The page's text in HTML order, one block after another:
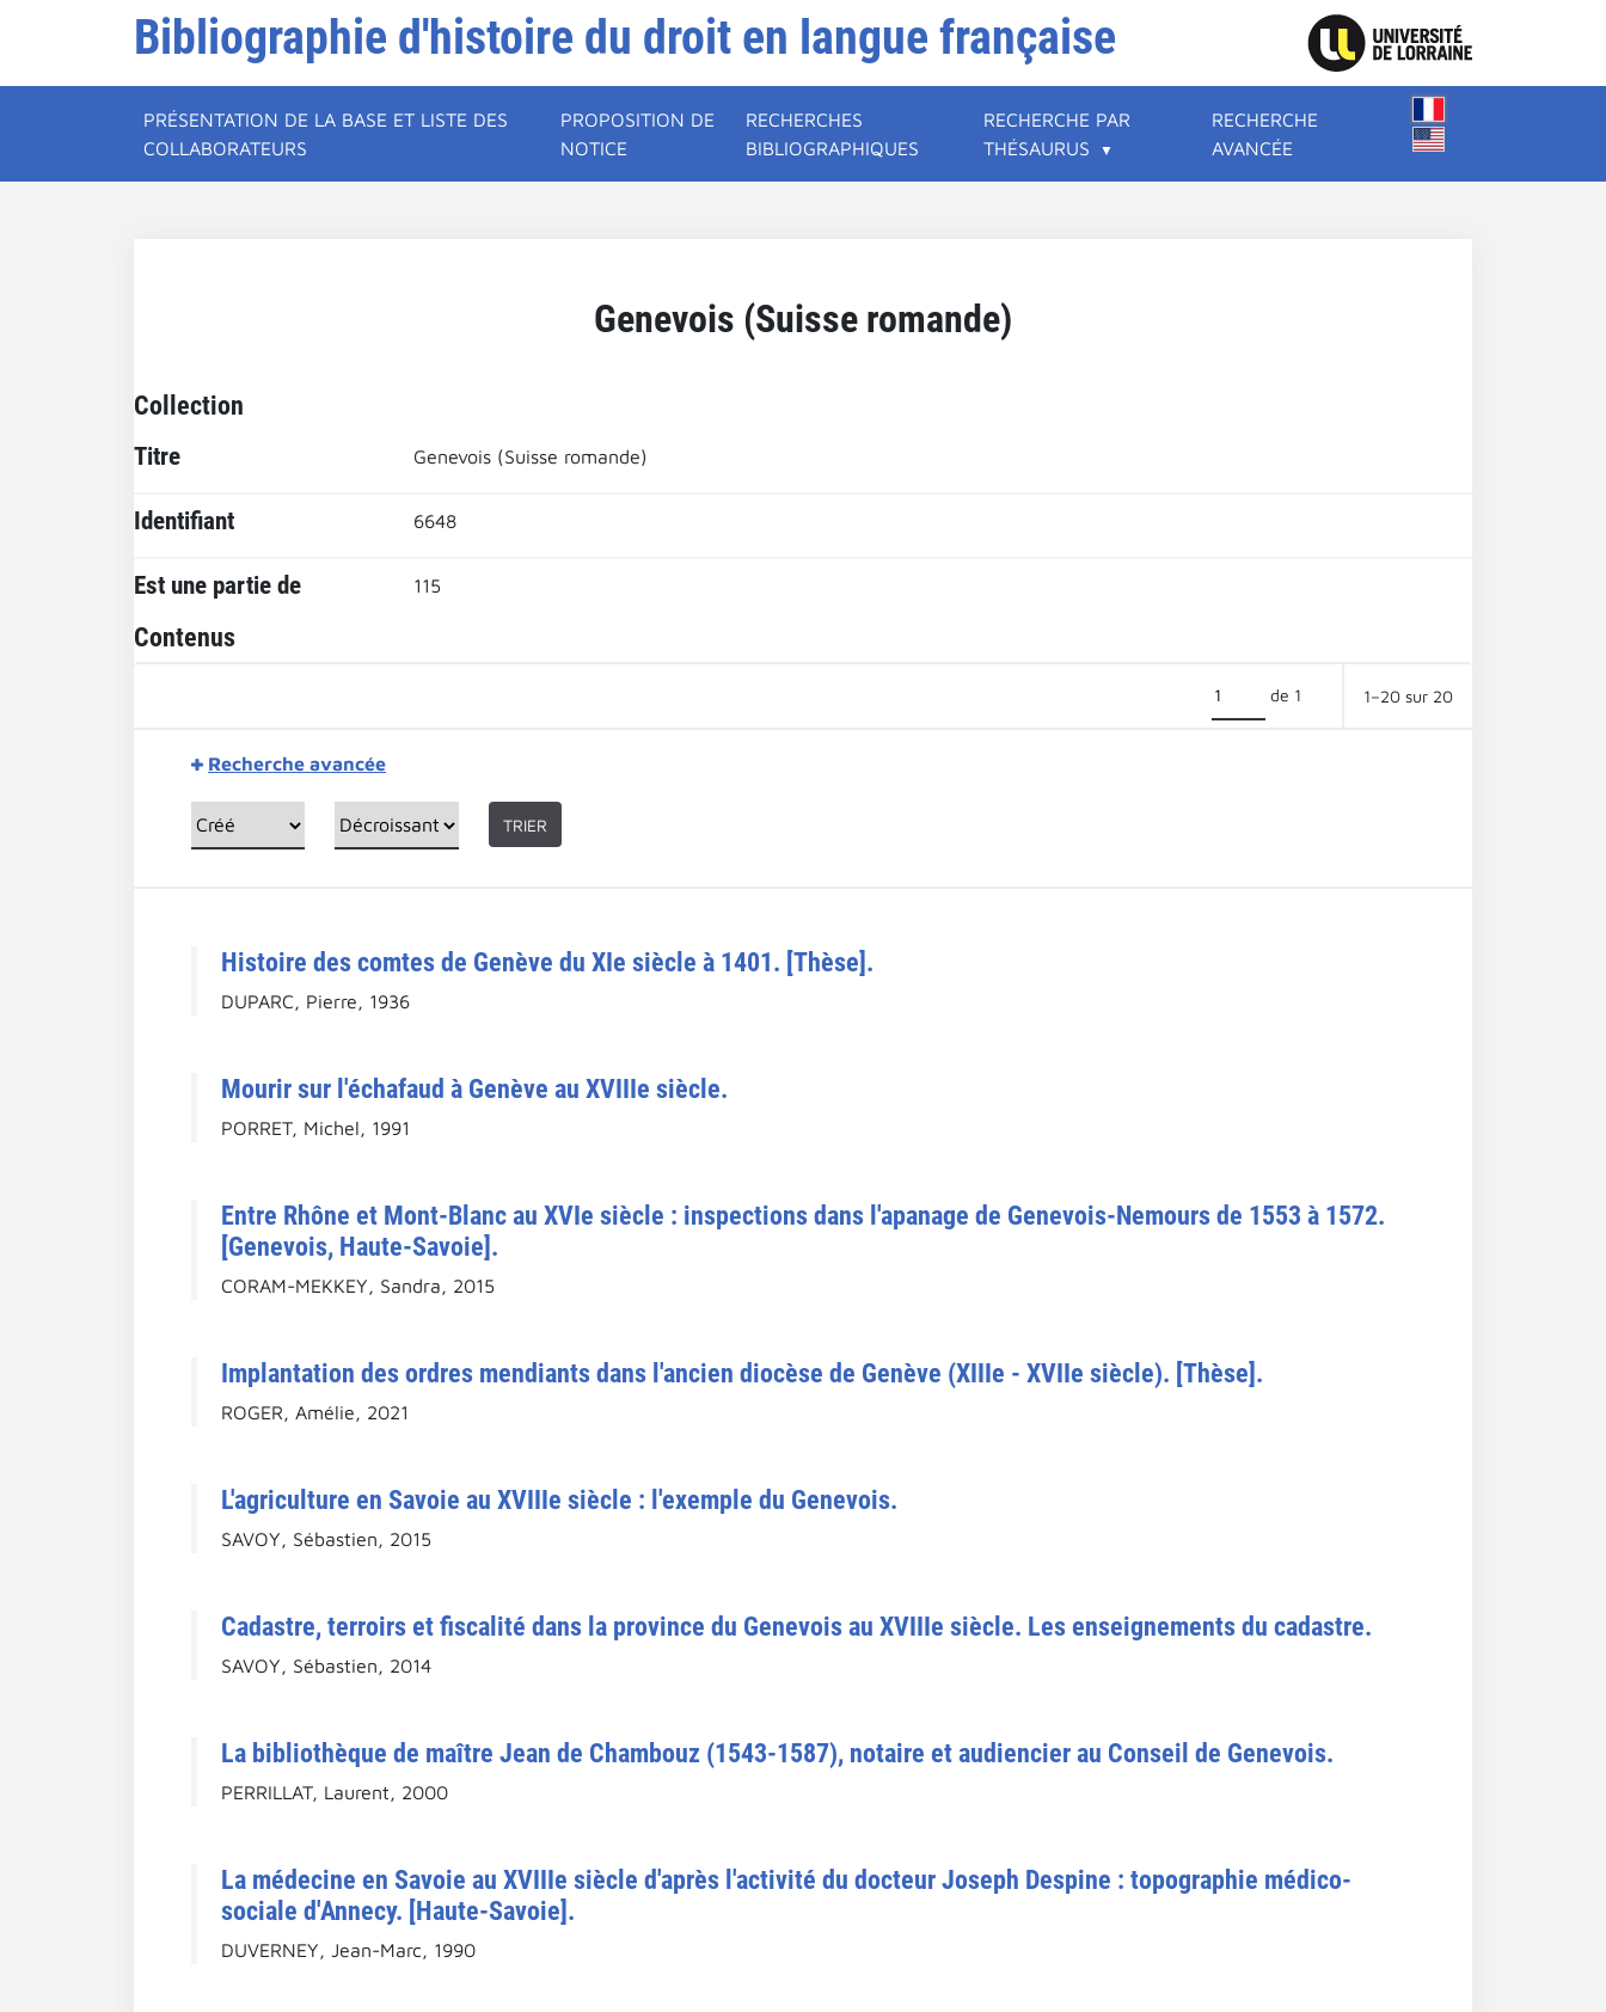
Bibliographie d'histoire du droit en langue française
PRÉSENTATION DE LA BASE ET LISTE DES
COLLABORATEURS
PROPOSITION DE
NOTICE
RECHERCHES
BIBLIOGRAPHIQUES
RECHERCHE PAR
THÉSAURUS
RECHERCHE
AVANCÉE
Genevois (Suisse romande)
Collection
Titre Genevois (Suisse romande)
Identifiant 6648
Est une partie de 115
Contenus
de 1 1–20 sur 20
Recherche avancée
TRIER
Histoire des comtes de Genève du XIe siècle à 1401. [Thèse].
DUPARC, Pierre, 1936
Mourir sur l'échafaud à Genève au XVIIIe siècle.
PORRET, Michel, 1991
Entre Rhône et Mont-Blanc au XVIe siècle : inspections dans l'apanage de Genevois-Nemours de 1553 à 1572.
[Genevois, Haute-Savoie].
CORAM-MEKKEY, Sandra, 2015
Implantation des ordres mendiants dans l'ancien diocèse de Genève (XIIIe - XVIIe siècle). [Thèse].
ROGER, Amélie, 2021
L'agriculture en Savoie au XVIIIe siècle : l'exemple du Genevois.
SAVOY, Sébastien, 2015
Cadastre, terroirs et fiscalité dans la province du Genevois au XVIIIe siècle. Les enseignements du cadastre.
SAVOY, Sébastien, 2014
La bibliothèque de maître Jean de Chambouz (1543-1587), notaire et audiencier au Conseil de Genevois.
PERRILLAT, Laurent, 2000
La médecine en Savoie au XVIIIe siècle d'après l'activité du docteur Joseph Despine : topographie médico-
sociale d'Annecy. [Haute-Savoie].
DUVERNEY, Jean-Marc, 1990